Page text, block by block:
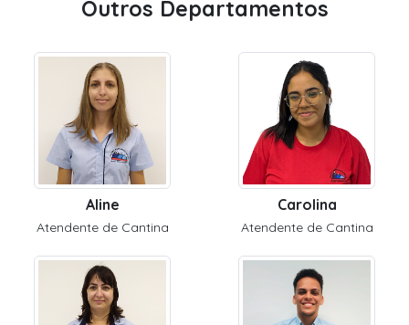
Outros Departamentos
Aline
Atendente de Cantina
Carolina
Atendente de Cantina